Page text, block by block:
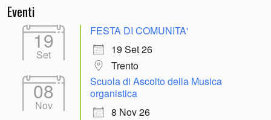
Eventi
19
Set
FESTA DI COMUNITA'
19 Set 26
Trento
08
Nov
Scuola di Ascolto della Musica
organistica
8 Nov 26